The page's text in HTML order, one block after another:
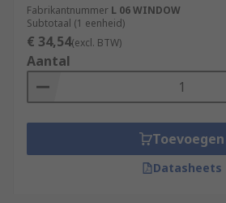
Fabrikantnummer L 06 WINDOW
Subtotaal (1 eenheid)
€ 34,54(excl. BTW)
Aantal
Toevoegen
Datasheets